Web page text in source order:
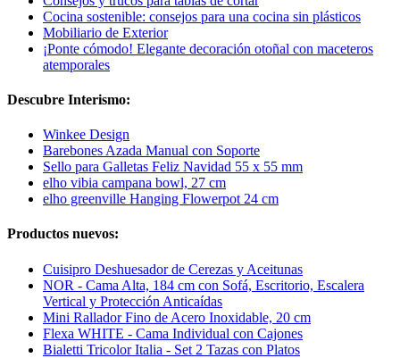
Cocina sostenible: consejos para una cocina sin plásticos
Mobiliario de Exterior
¡Ponte cómodo! Elegante decoración otoñal con maceteros
atemporales
Descubre Interismo:
Winkee Design
Barebones Azada Manual con Soporte
Sello para Galletas Feliz Navidad 55 x 55 mm
elho vibia campana bowl, 27 cm
elho greenville Hanging Flowerpot 24 cm
Productos nuevos:
Cuisipro Deshuesador de Cerezas y Aceitunas
NOR - Cama Alta, 184 cm con Sofá, Escritorio, Escalera
Vertical y Protección Anticaídas
Mini Rallador Fino de Acero Inoxidable, 20 cm
Flexa WHITE - Cama Individual con Cajones
Bialetti Tricolor Italia - Set 2 Tazas con Platos